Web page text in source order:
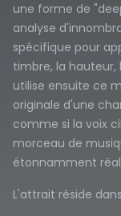
une forme de
analyse
spécifique pour
timbre, la hauteur,
utilise ensuite ce
originale d'une
comme si la voix
morceau de
étonnamment
L'attrait réside